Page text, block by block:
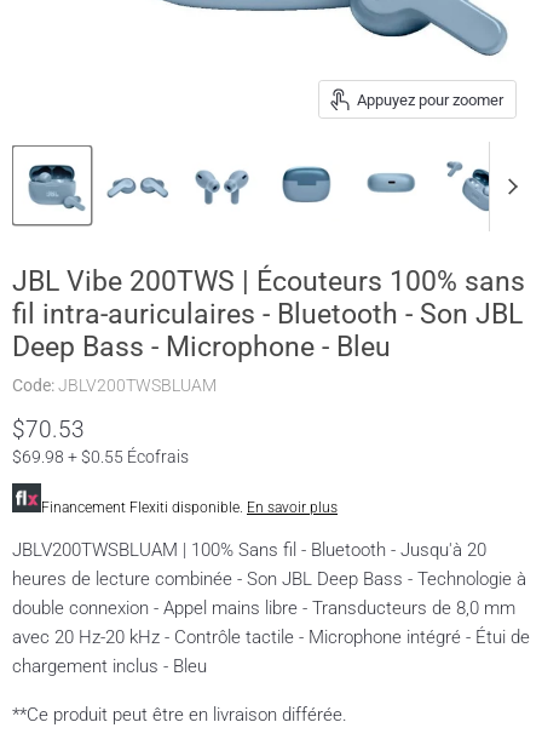
Appuyez pour zoomer
JBL Vibe 200TWS | Écouteurs 100% sans
fil intra-auriculaires - Bluetooth - Son JBL
Deep Bass - Microphone - Bleu
Code:JBLV200TWSBLUAM
$70.53
$69.98 + $0.55 Écofrais
Financement Flexiti disponible. En savoir plus
JBLV200TWSBLUAM | 100% Sans fil - Bluetooth - Jusqu'à 20
heures de lecture combinée - Son JBL Deep Bass - Technologie à
double connexion - Appel mains libre - Transducteurs de 8,0 mm
avec 20 Hz-20 kHz - Contrôle tactile - Microphone intégré - Étui de
chargement inclus - Bleu
**Ce produit peut être en livraison différée.